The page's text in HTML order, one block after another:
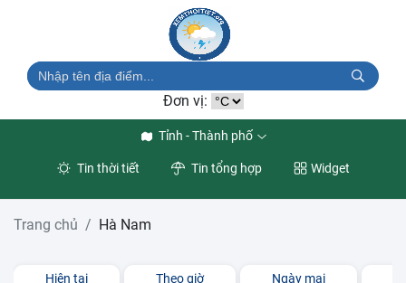
Đơn vị:
Tỉnh - Thành phố
Tin thời tiết Tin tổng hợp Widget
Trang chủ Hà Nam
Hiện tại Theo giờ Ngày mai